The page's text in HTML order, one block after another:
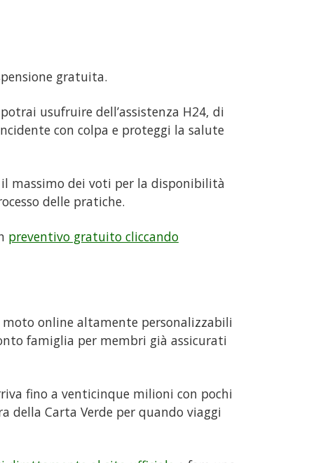
gratuita.
usufruire dell’assistenza H24, di
con colpa e proteggi la salute
massimo dei voti per la disponibilità
delle pratiche.
preventivo gratuito cliccando
online altamente personalizzabili
famiglia per membri già assicurati
fino a venticinque milioni con pochi
della Carta Verde per quando viaggi